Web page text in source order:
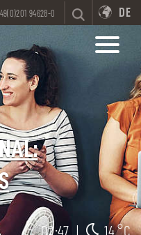
94628-0 DE
02:47 | 14 °C